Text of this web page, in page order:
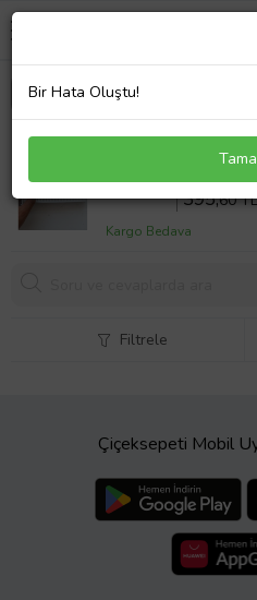
RENAULT MODUS
2008-2009-2010-
Sepette %14
395,60
Kargo Bedava
Filtrele
Çiçeksepeti Mobil
Bir Hata Oluştu!